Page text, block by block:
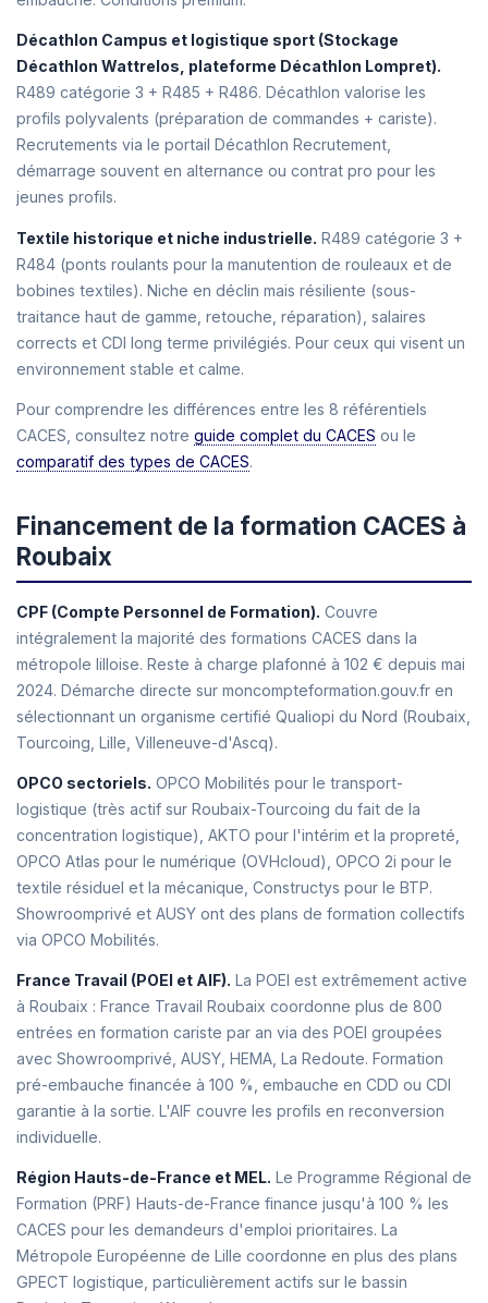
Décathlon Campus et logistique sport (Stockage
Décathlon Wattrelos, plateforme Décathlon Lompret).
R489 catégorie 3 + R485 + R486. Décathlon valorise les
profils polyvalents (préparation de commandes + cariste).
Recrutements via le portail Décathlon Recrutement,
démarrage souvent en alternance ou contrat pro pour les
jeunes profils.
Textile historique et niche industrielle. R489 catégorie 3 +
R484 (ponts roulants pour la manutention de rouleaux et de
bobines textiles). Niche en déclin mais résiliente (sous-
traitance haut de gamme, retouche, réparation), salaires
corrects et CDI long terme privilégiés. Pour ceux qui visent un
environnement stable et calme.
Pour comprendre les différences entre les 8 référentiels
CACES, consultez notre guide complet du CACES ou le
comparatif des types de CACES.
Financement de la formation CACES à
Roubaix
CPF (Compte Personnel de Formation). Couvre
intégralement la majorité des formations CACES dans la
métropole lilloise. Reste à charge plafonné à 102 € depuis mai
2024. Démarche directe sur moncompteformation.gouv.fr en
sélectionnant un organisme certifié Qualiopi du Nord (Roubaix,
Tourcoing, Lille, Villeneuve-d'Ascq).
OPCO sectoriels. OPCO Mobilités pour le transport-
logistique (très actif sur Roubaix-Tourcoing du fait de la
concentration logistique), AKTO pour l'intérim et la propreté,
OPCO Atlas pour le numérique (OVHcloud), OPCO 2i pour le
textile résiduel et la mécanique, Constructys pour le BTP.
Showroomprivé et AUSY ont des plans de formation collectifs
via OPCO Mobilités.
France Travail (POEI et AIF). La POEI est extrêmement active
à Roubaix : France Travail Roubaix coordonne plus de 800
entrées en formation cariste par an via des POEI groupées
avec Showroomprivé, AUSY, HEMA, La Redoute. Formation
pré-embauche financée à 100 %, embauche en CDD ou CDI
garantie à la sortie. L'AIF couvre les profils en reconversion
individuelle.
Région Hauts-de-France et MEL. Le Programme Régional de
Formation (PRF) Hauts-de-France finance jusqu'à 100 % les
CACES pour les demandeurs d'emploi prioritaires. La
Métropole Européenne de Lille coordonne en plus des plans
GPECT logistique, particulièrement actifs sur le bassin